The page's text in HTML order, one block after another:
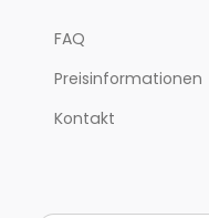
FAQ
Preisinformationen
Kontakt